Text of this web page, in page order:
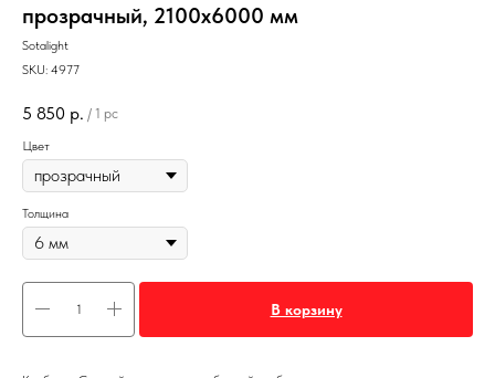
прозрачный, 2100х6000 мм
Sotalight
SKU: 4977
5 850 р. / 1 pc
Цвет
Толщина
В корзину